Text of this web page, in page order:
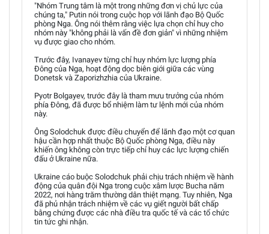
"Nhóm Trung tâm là một trong những đơn vị chủ lực của
chúng ta," Putin nói trong cuộc họp với lãnh đạo Bộ Quốc
phòng Nga. Ông nói thêm rằng việc lựa chọn chỉ huy cho
nhóm này "không phải là vấn đề đơn giản" vì những nhiệm
vụ được giao cho nhóm.
Trước đây, Ivanayev từng chỉ huy nhóm lực lượng phía
Đông của Nga, hoạt động dọc biên giới giữa các vùng
Donetsk và Zaporizhzhia của Ukraine.
Pyotr Bolgayev, trước đây là tham mưu trưởng của nhóm
phía Đông, đã được bổ nhiệm làm tư lệnh mới của nhóm
này.
Ông Solodchuk được điều chuyển để lãnh đạo một cơ quan
hậu cần hợp nhất thuộc Bộ Quốc phòng Nga, điều này
khiến ông không còn trực tiếp chỉ huy các lực lượng chiến
đấu ở Ukraine nữa.
Ukraine cáo buộc Solodchuk phải chịu trách nhiệm về hành
động của quân đội Nga trong cuộc xâm lược Bucha năm
2022, nơi hàng trăm thường dân thiệt mạng. Tuy nhiên, Nga
đã phủ nhận trách nhiệm về các vụ giết người bất chấp
bằng chứng được các nhà điều tra quốc tế và các tổ chức
tin tức ghi nhận.